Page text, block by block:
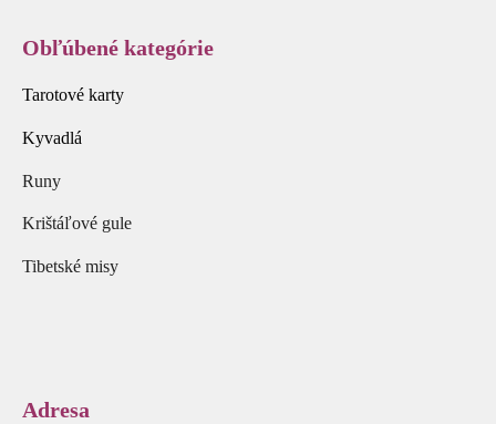
Obľúbené kategórie
Tarotové karty
Kyvadlá
Runy
Krištáľové gule
Tibetské misy
Adresa